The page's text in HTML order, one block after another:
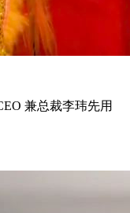
兼总裁李玮先用